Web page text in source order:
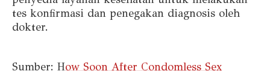
tes konfirmasi dan penegakan diagnosis oleh
dokter.
Sumber: How Soon After Condomless Sex